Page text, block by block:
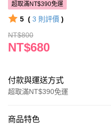
超取滿NT$390免運
5 ( 3 則評價 )
NT$800
NT$680
付款與運送方式
超取滿NT$390免運
POYA支付
商品特色